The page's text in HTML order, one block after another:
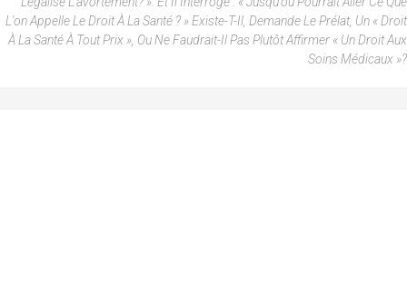
L'on Appelle Le Droit À La Santé ? » Existe-T-Il, Demande Le Prélat, Un « Droit
À La Santé À Tout Prix », Ou Ne Faudrait-Il Pas Plutôt Affirmer « Un Droit Aux
Soins Médicaux »?